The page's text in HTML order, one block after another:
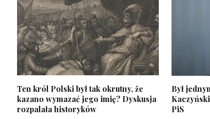
Ten król Polski był tak okrutny, że
kazano wymazać jego imię? Dyskusja
rozpalała historyków
Był
PiS